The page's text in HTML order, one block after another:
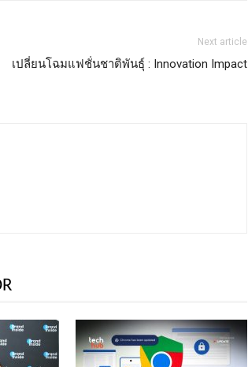
Next article
เปลี่ยนโฉมแฟชั่นชาติพันธุ์ : Innovation Impact